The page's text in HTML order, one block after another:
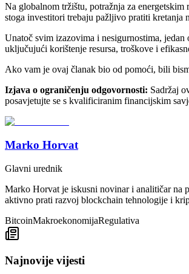
Na globalnom tržištu, potražnja za
stoga investitori trebaju pažljivo pratiti kretanja
Unatoč svim izazovima i nesigurnostima,
uključujući korištenje resursa, troškove i
Ako vam je ovaj članak bio od pomoći, bili
Izjava o ograničenju odgovornosti: Sadržaj
posavjetujte se s kvalificiranim financijskim
Marko Horvat
Glavni urednik
Marko Horvat je iskusni novinar i analitičar na
aktivno prati razvoj blockchain tehnologije i
BitcoinMakroekonomijaRegulativa
Najnovije vijesti